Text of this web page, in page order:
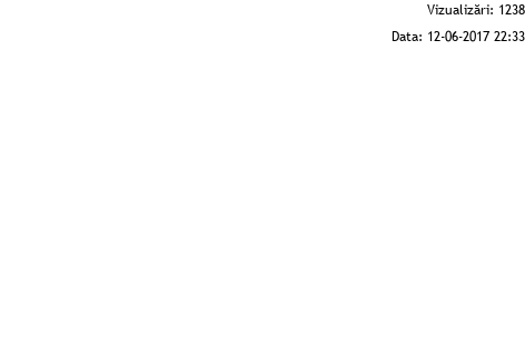
Vizualizări: 1238
Data: 12-06-2017 22:33